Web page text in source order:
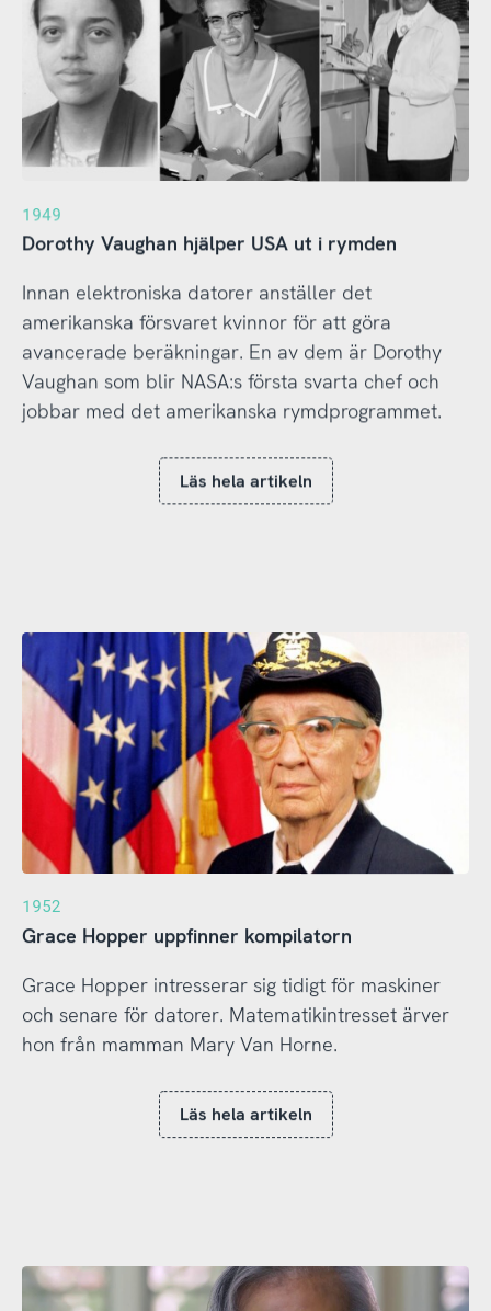
1949
Dorothy Vaughan hjälper USA ut i rymden
Innan elektroniska datorer anställer det
amerikanska försvaret kvinnor för att göra
avancerade beräkningar. En av dem är Dorothy
Vaughan som blir NASA:s första svarta chef och
jobbar med det amerikanska rymdprogrammet.
Läs hela artikeln
1952
Grace Hopper uppfinner kompilatorn
Grace Hopper intresserar sig tidigt för maskiner
och senare för datorer. Matematikintresset ärver
hon från mamman Mary Van Horne.
Läs hela artikeln